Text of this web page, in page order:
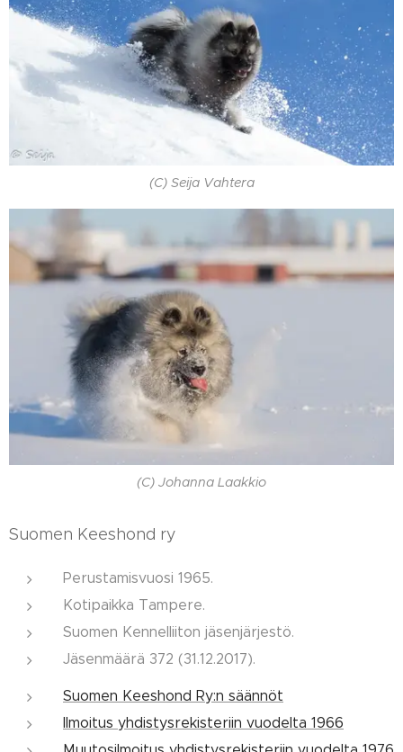
(C) Seija Vahtera
(C) Johanna Laakkio
Suomen Keeshond ry
Perustamisvuosi 1965.
Kotipaikka Tampere.
Suomen Kennelliiton jäsenjärjestö.
Jäsenmäärä 372 (31.12.2017).
Suomen Keeshond Ry:n säännöt
Ilmoitus yhdistysrekisteriin vuodelta 1966